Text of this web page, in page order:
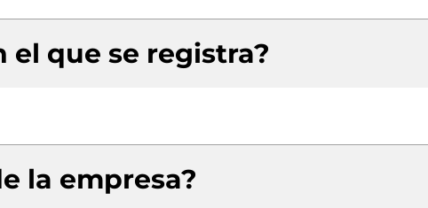
el que se registra?
la empresa?